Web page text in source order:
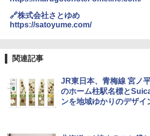
GRANDOOR ステンレ
026リニューアル 急速冷
コンパクト 保冷力長持ち
可能 安全ロック付き 高
ンパクト多機能設計 持
ア/オフィス/教育現場/展
🔗株式会社さとゆめ
https://satoyume.com/
関連記事
JR東日本、青梅線 宮ノ
のホーム柱駅名標と
ンを地域ゆかりのデザイ